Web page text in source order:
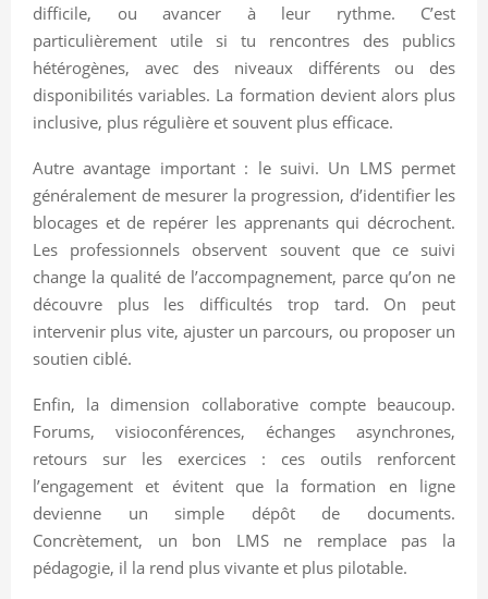
difficile, ou avancer à leur rythme. C’est
particulièrement utile si tu rencontres des publics
hétérogènes, avec des niveaux différents ou des
disponibilités variables. La formation devient alors plus
inclusive, plus régulière et souvent plus efficace.
Autre avantage important : le suivi. Un LMS permet
généralement de mesurer la progression, d’identifier les
blocages et de repérer les apprenants qui décrochent.
Les professionnels observent souvent que ce suivi
change la qualité de l’accompagnement, parce qu’on ne
découvre plus les difficultés trop tard. On peut
intervenir plus vite, ajuster un parcours, ou proposer un
soutien ciblé.
Enfin, la dimension collaborative compte beaucoup.
Forums, visioconférences, échanges asynchrones,
retours sur les exercices : ces outils renforcent
l’engagement et évitent que la formation en ligne
devienne un simple dépôt de documents.
Concrètement, un bon LMS ne remplace pas la
pédagogie, il la rend plus vivante et plus pilotable.